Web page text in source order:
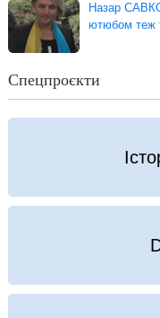
Назар
ютюбом теж
Спецпроєкти